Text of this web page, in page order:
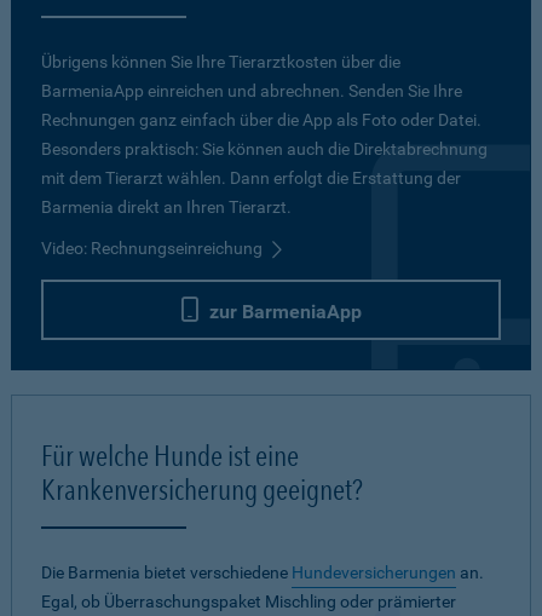
Übrigens können Sie Ihre Tierarztkosten über die
BarmeniaApp einreichen und abrechnen. Senden Sie Ihre
Rechnungen ganz einfach über die App als Foto oder Datei.
Besonders praktisch: Sie können auch die Direktabrechnung
mit dem Tierarzt wählen. Dann erfolgt die Erstattung der
Barmenia direkt an Ihren Tierarzt.
Video: Rechnungseinreichung
zur BarmeniaApp
Für welche Hunde ist eine
Krankenversicherung geeignet?
Die Barmenia bietet verschiedene Hundeversicherungen an.
Egal, ob Überraschungspaket Mischling oder prämierter